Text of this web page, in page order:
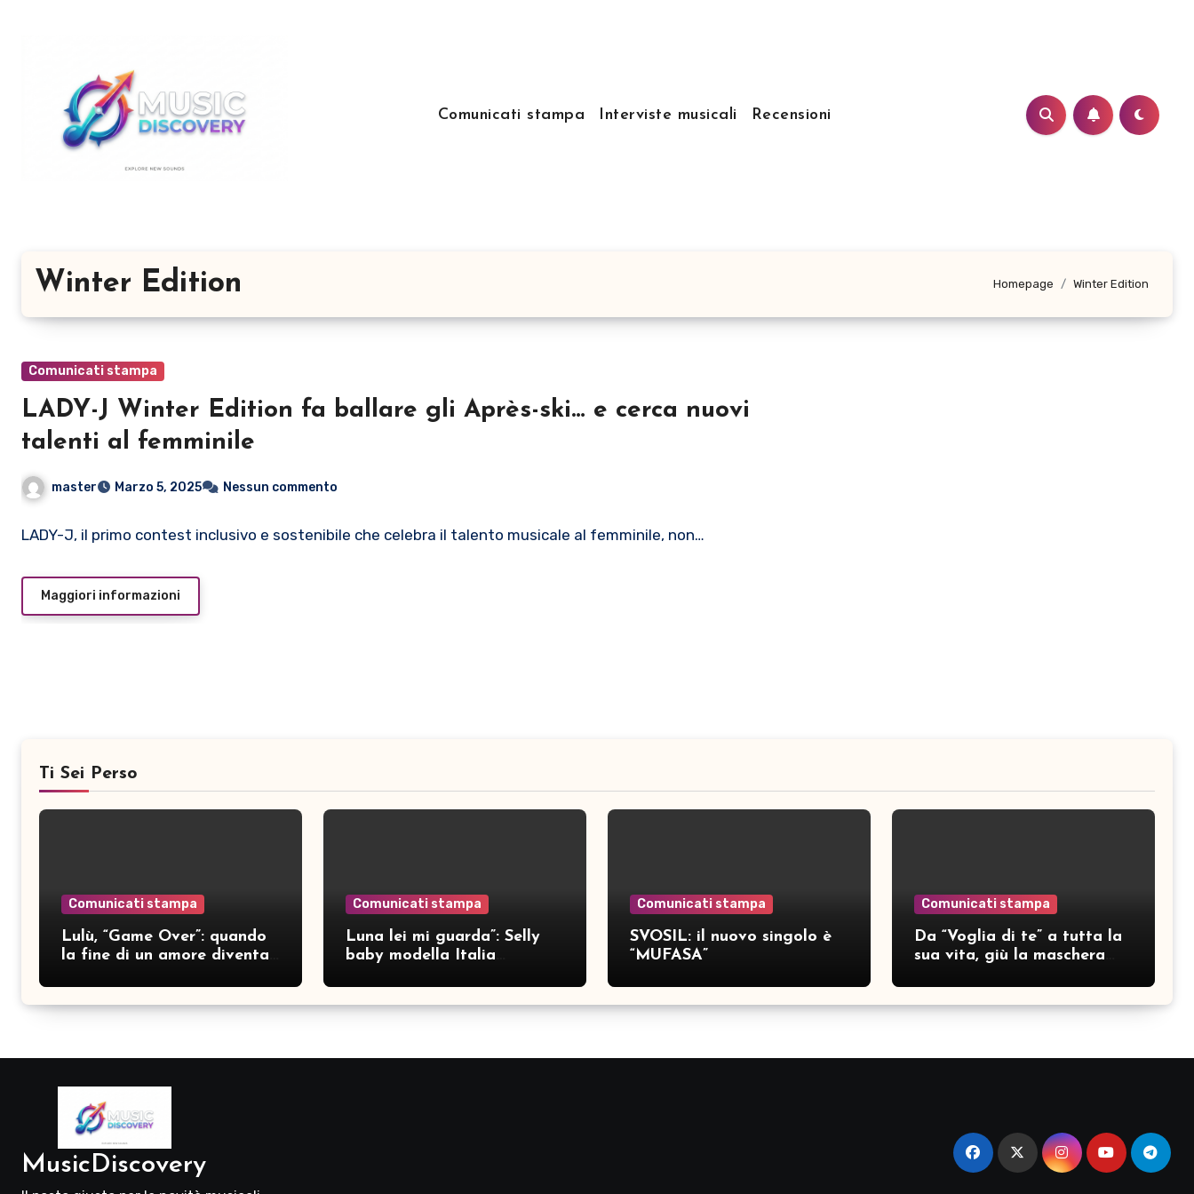
Comunicati stampa Interviste musicali Recensioni
Winter Edition Homepage Winter Edition
Comunicati stampa
LADY-J Winter Edition fa ballare gli Après-ski… e cerca nuovi
talenti al femminile
master Marzo 5, 2025 Nessun commento
LADY-J, il primo contest inclusivo e sostenibile che celebra il talento musicale al femminile, non…
Maggiori informazioni
Ti Sei Perso
Comunicati stampa
Lulù, “Game Over”: quando
la fine di un amore diventa
Comunicati stampa
Luna lei mi guarda”: Selly
baby modella Italia
Comunicati stampa
SVOSIL: il nuovo singolo è
“MUFASA”
Comunicati stampa
Da “Voglia di te” a tutta la
sua vita, giù la maschera
MusicDiscovery